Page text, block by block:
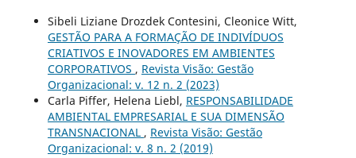
Sibeli Liziane Drozdek Contesini, Cleonice Witt,
GESTÃO PARA A FORMAÇÃO DE INDIVÍDUOS
CRIATIVOS E INOVADORES EM AMBIENTES
CORPORATIVOS , Revista Visão: Gestão
Organizacional: v. 12 n. 2 (2023)
Carla Piffer, Helena Liebl, RESPONSABILIDADE
AMBIENTAL EMPRESARIAL E SUA DIMENSÃO
TRANSNACIONAL , Revista Visão: Gestão
Organizacional: v. 8 n. 2 (2019)